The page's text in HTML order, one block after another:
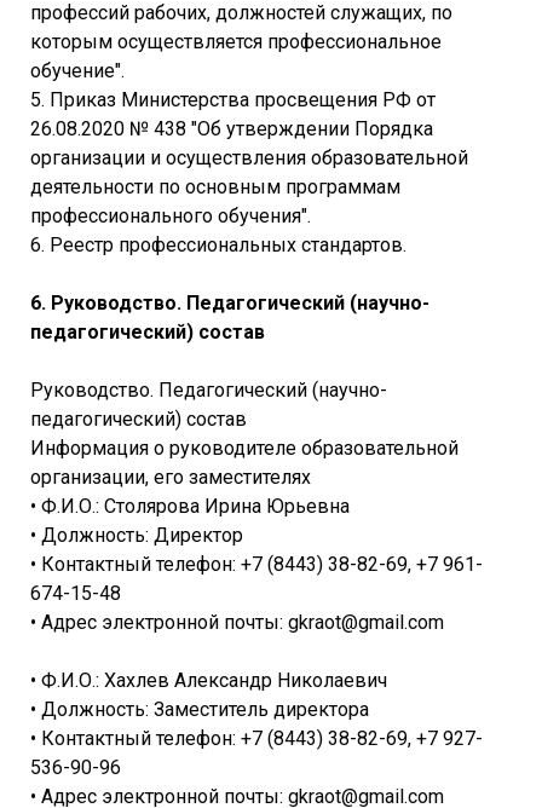
профессий рабочих, должностей служащих, по
которым осуществляется профессиональное
обучение".
5. Приказ Министерства просвещения РФ от
26.08.2020 № 438 "Об утверждении Порядка
организации и осуществления образовательной
деятельности по основным программам
профессионального обучения".
6. Реестр профессиональных стандартов.
6. Руководство. Педагогический (научно-
педагогический) состав
Руководство. Педагогический (научно-
педагогический) состав
Информация о руководителе образовательной
организации, его заместителях
• Ф.И.О.: Столярова Ирина Юрьевна
• Должность: Директор
• Контактный телефон: +7 (8443) 38-82-69, +7 961-
674-15-48
• Адрес электронной почты: gkraot@gmail.com
• Ф.И.О.: Хахлев Александр Николаевич
• Должность: Заместитель директора
• Контактный телефон: +7 (8443) 38-82-69, +7 927-
536-90-96
• Адрес электронной почты: gkraot@gmail.com